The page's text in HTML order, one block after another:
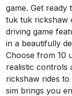
game. Get
tuk tuk rickshaw
driving game
in a beautifully
Choose from 10
realistic controls
rickshaw rides
sim brings you